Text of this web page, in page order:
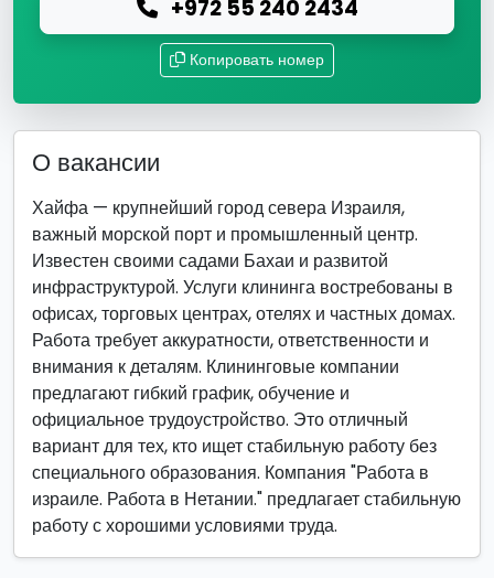
+972 55 240 2434
Копировать номер
О вакансии
Хайфа — крупнейший город севера Израиля,
важный морской порт и промышленный центр.
Известен своими садами Бахаи и развитой
инфраструктурой. Услуги клининга востребованы в
офисах, торговых центрах, отелях и частных домах.
Работа требует аккуратности, ответственности и
внимания к деталям. Клининговые компании
предлагают гибкий график, обучение и
официальное трудоустройство. Это отличный
вариант для тех, кто ищет стабильную работу без
специального образования. Компания "Работа в
израиле. Работа в Нетании." предлагает стабильную
работу с хорошими условиями труда.